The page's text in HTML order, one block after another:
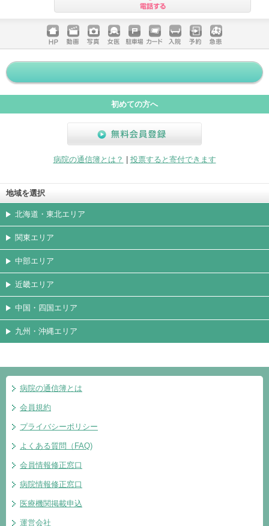
ホームペ
ージ
動画 写真 女医 駐車場
クレジッ
トカード
入院 予約 急患
初めての方へ
病院の通信簿とは？
投票すると寄付できます
地域を選択
北海道・東北エリア
関東エリア
中部エリア
近畿エリア
中国・四国エリア
九州・沖縄エリア
病院の通信簿とは
会員規約
プライバシーポリシー
よくある質問（FAQ)
会員情報修正窓口
病院情報修正窓口
医療機関掲載申込
運営会社